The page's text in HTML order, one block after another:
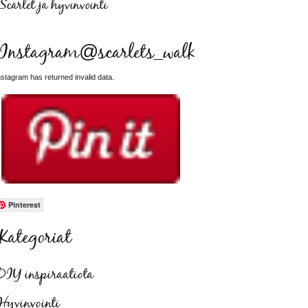
Scarlet ja hyvinvointi
Instagram@scarlets_walk
has returned invalid data.
Pinterest
Kategoriat
inspiraatiota